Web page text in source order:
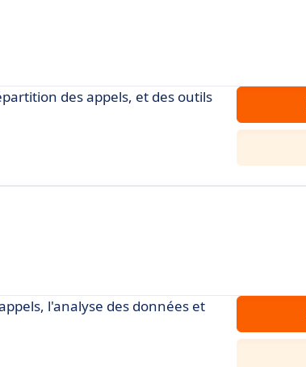
des appels, et des outils
l'analyse des données et